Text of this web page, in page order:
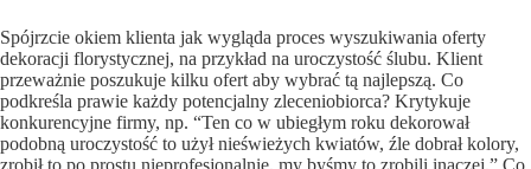
Spójrzcie okiem klienta jak wygląda proces wyszukiwania oferty
dekoracji florystycznej, na przykład na uroczystość ślubu. Klient
przeważnie poszukuje kilku ofert aby wybrać tą najlepszą. Co
podkreśla prawie każdy potencjalny zleceniobiorca? Krytykuje
konkurencyjne firmy, np. “Ten co w ubiegłym roku dekorował
podobną uroczystość to użył nieświeżych kwiatów, źle dobrał kolory,